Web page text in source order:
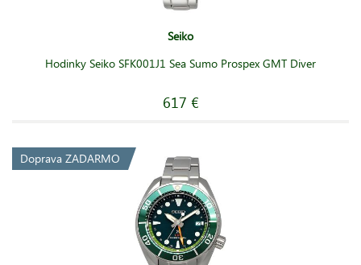
Seiko
Hodinky Seiko SFK001J1 Sea Sumo Prospex GMT Diver
617 €
Doprava ZADARMO